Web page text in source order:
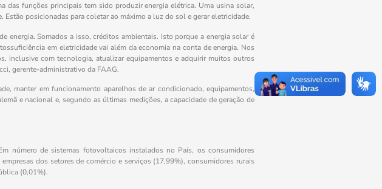
das funções principais tem sido produzir energia elétrica. Uma usina solar,
posicionadas para coletar ao máximo a luz do sol e gerar eletricidade.
Somados a isso, créditos ambientais. Isto porque a energia solar é
em eletricidade vai além da economia na conta de energia. Nos
inclusive com tecnologia, atualizar equipamentos e adquirir muitos outros
gerente-administrativo da FAAG.
manter em funcionamento aparelhos de ar condicionado, equipamentos,
e nacional e, segundo as últimas medições, a capacidade de geração de
número de sistemas fotovoltaicos instalados no País, os consumidores
dos setores de comércio e serviços (17,99%), consumidores rurais
(0,01%).